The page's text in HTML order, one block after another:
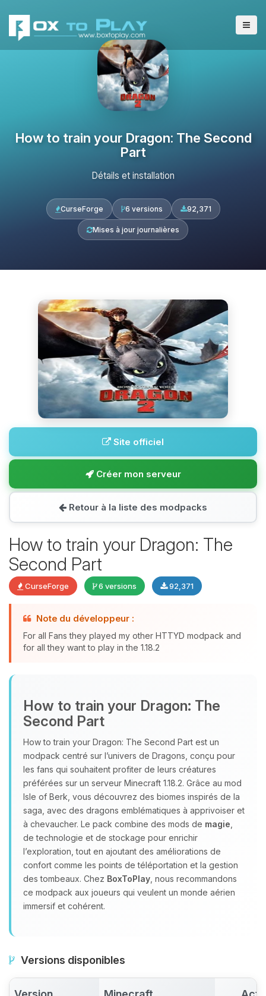
How to train your Dragon: The Second
Part
Détails et installation
CurseForge 6 versions 92,371
Mises à jour journalières
Site officiel
Créer mon serveur
Retour à la liste des modpacks
How to train your Dragon: The
Second Part
CurseForge 6 versions 92,371
Note du développeur :
For all Fans they played my other HTTYD modpack and
for all they want to play in the 1.18.2
How to train your Dragon: The
Second Part
How to train your Dragon: The Second Part est un
modpack centré sur l’univers de Dragons, conçu pour
les fans qui souhaitent profiter de leurs créatures
préférées sur un serveur Minecraft 1.18.2. Grâce au mod
Isle of Berk, vous découvrez des biomes inspirés de la
saga, avec des dragons emblématiques à apprivoiser et
à chevaucher. Le pack combine des mods de magie
de technologie et de stockage pour enrichir
l’exploration, tout en ajoutant des améliorations de
confort comme les points de téléportation et la gestion
des tombeaux. Chez BoxToPlay , nous recommandons
ce modpack aux joueurs qui veulent un monde aérien
immersif et cohérent.
Versions disponibles
parler ! Moi c’est Choupy, ton petit
assistant BoxToPlay. Dis-moi ce dont
07/08/2026 à 19:50